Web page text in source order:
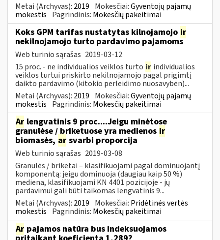
Metai (Archyvas): 2019 Mokesčiai:Gyventojų pajamų
mokestis Pagrindinis: Mokesčių pakeitimai
Koks GPM tarifas nustatytas kilnojamojo ir
nekilnojamojo turto pardavimo pajamoms
Web turinio sąrašas 2019-03-12
15 proc. - ne individualios veiklos turto ir individualios
veiklos turtui priskirto nekilnojamojo pagal prigimtį
daikto pardavimo (kitokio perleidimo nuosavybėn)...
Metai (Archyvas): 2019 Mokesčiai:Gyventojų pajamų
mokestis Pagrindinis: Mokesčių pakeitimai
Ar lengvatinis 9 proc....Jeigu minėtose
granulėse / briketuose yra medienos ir
biomasės, ar svarbi proporcija
Web turinio sąrašas 2019-03-08
Granulės / briketai – klasifikuojami pagal dominuojantį
komponentą: jeigu dominuoja (daugiau kaip 50 %)
mediena, klasifikuojami KN 4401 pozicijoje - jų
pardavimui gali būti taikomas lengvatinis 9...
Metai (Archyvas): 2019 Mokesčiai: Pridėtinės vertės
mokestis Pagrindinis: Mokesčių pakeitimai
Ar pajamos natūra bus indeksuojamos